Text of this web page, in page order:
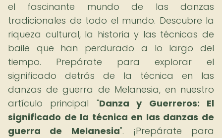
el fascinante mundo de las danzas
tradicionales de todo el mundo. Descubre la
riqueza cultural, la historia y las técnicas de
baile que han perdurado a lo largo del
tiempo. Prepárate para explorar el
significado detrás de la técnica en las
danzas de guerra de Melanesia, en nuestro
artículo principal "Danza y Guerreros: El
significado de la técnica en las danzas de
guerra de Melanesia". ¡Prepárate para